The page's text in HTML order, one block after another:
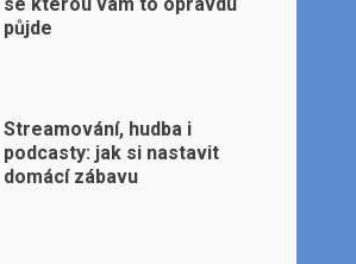
půjde
Streamování, hudba i
podcasty: jak si nastavit
domácí zábavu